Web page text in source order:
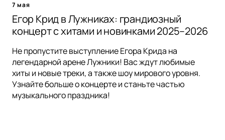
7 мая
Егор Крид в Лужниках: грандиозный
концерт с хитами и новинками 2025–2026
Не пропустите выступление Егора Крида на
легендарной арене Лужники! Вас ждут любимые
хиты и новые треки, а также шоу мирового уровня.
Узнайте больше о концерте и станьте частью
музыкального праздника!